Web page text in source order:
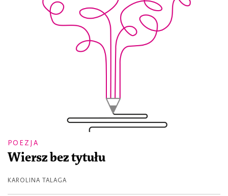
POEZJA
Wiersz bez tytułu
KAROLINA TALAGA